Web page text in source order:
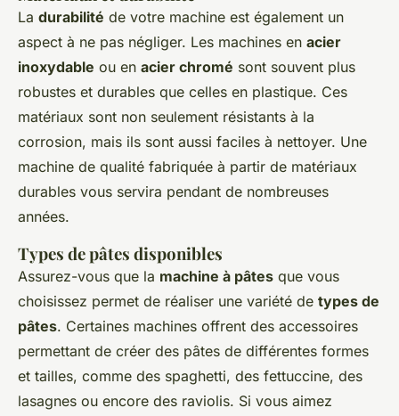
La durabilité de votre machine est également un
aspect à ne pas négliger. Les machines en acier
inoxydable ou en acier chromé sont souvent plus
robustes et durables que celles en plastique. Ces
matériaux sont non seulement résistants à la
corrosion, mais ils sont aussi faciles à nettoyer. Une
machine de qualité fabriquée à partir de matériaux
durables vous servira pendant de nombreuses
années.
Types de pâtes disponibles
Assurez-vous que la machine à pâtes que vous
choisissez permet de réaliser une variété de types de
pâtes. Certaines machines offrent des accessoires
permettant de créer des pâtes de différentes formes
et tailles, comme des spaghetti, des fettuccine, des
lasagnes ou encore des raviolis. Si vous aimez